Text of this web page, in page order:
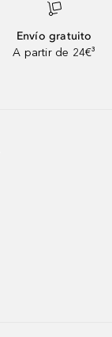
Envío gratuito
A partir de 24€³